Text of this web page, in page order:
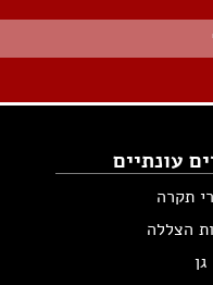
עונתיים
תקרה
הצללה